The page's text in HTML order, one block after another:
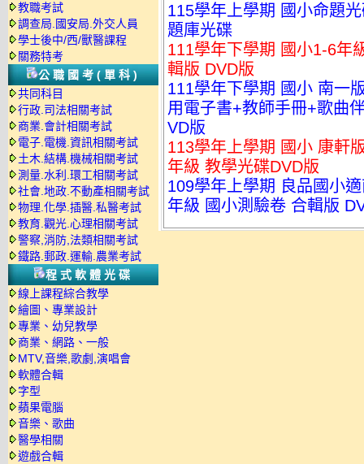
教職考試
調查局.國安局.外交人員
學士後中/西/獸醫課程
關務特考
公職國考(單科)
共同科目
行政.司法相關考試
商業.會計相關考試
電子.電機.資訊相關考試
土木.結構.機械相關考試
測量.水利.環工相關考試
社會.地政.不動產相關考試
物理.化學.插醫.私醫考試
教育.觀光.心理相關考試
警察,消防,法類相關考試
鐵路.郵政.運輸.農業考試
程式軟體光碟
線上課程綜合教學
繪圖、專業設計
專業、幼兒教學
商業、網路、一般
MTV,音樂,歌劇,演唱會
軟體合輯
字型
蘋果電腦
音樂、歌曲
醫學相關
遊戲合輯
115學年上學期 國小命題
題庫光碟
111學年下學期 國小1-6年
輯版 DVD版
111學年下學期 國小 南一
用電子書+教師手冊+歌曲
VD版
113學年上學期 國小 康軒
年級 教學光碟DVD版
109學年上學期 良品國小
年級 國小測驗卷 合輯版